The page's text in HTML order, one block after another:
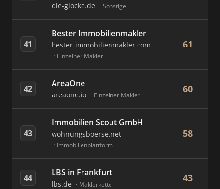
die-glocke.de Sonstige
41
Bester Immobilienmakler
bester-immobilienmakler.com
Einzelner Makler
61
42 AreaOne
areaone.io Einzelner Makler
60
43
Immobilien Scout GmbH
wohnungsboerse.net
Immobilienplattform
58
44 LBS in Frankfurt
lbs.de Maklerkette
43